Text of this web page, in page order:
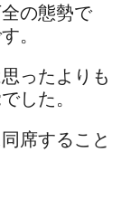
の態勢で
。
ったよりも
した。
席すること